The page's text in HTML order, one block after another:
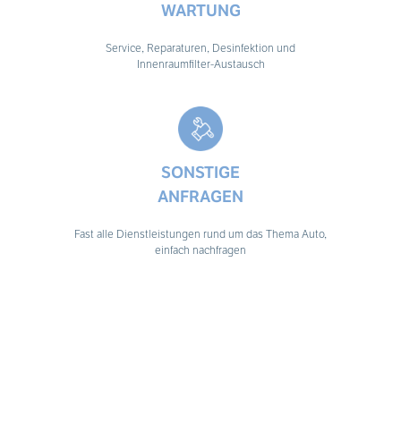
WARTUNG
Service, Reparaturen, Desinfektion und
Innenraumfilter-Austausch
SONSTIGE
ANFRAGEN
Fast alle Dienstleistungen rund um das Thema Auto,
einfach nachfragen